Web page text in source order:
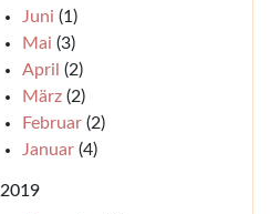
Juni (1)
Mai (3)
April (2)
März(2)
Februar(2)
Januar(4)
2019